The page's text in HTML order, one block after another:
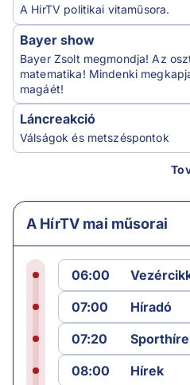
A HírTV politikai vitaműsora.
Bayer show
Bayer Zsolt megmondja! Az
matematika! Mindenki
magáét!
Láncreakció
Válságok és metszéspontok
A HírTV mai műsorai
06:00
07:00
Híradó
07:20
08:00
Hírek